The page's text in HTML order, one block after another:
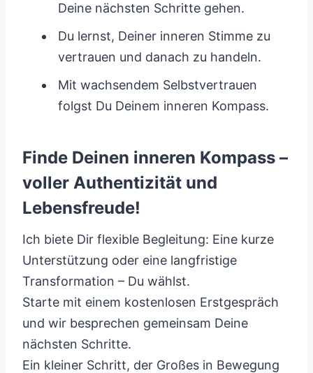
Deine nächsten Schritte gehen.
Du lernst, Deiner inneren Stimme zu
vertrauen und danach zu handeln.
Mit wachsendem Selbstvertrauen
folgst Du Deinem inneren Kompass.
Finde Deinen inneren Kompass –
voller Authentizität und
Lebensfreude!
Ich biete Dir flexible Begleitung: Eine kurze
Unterstützung oder eine langfristige
Transformation – Du wählst.
Starte mit einem kostenlosen Erstgespräch
und wir besprechen gemeinsam Deine
nächsten Schritte.
Ein kleiner Schritt, der Großes in Bewegung